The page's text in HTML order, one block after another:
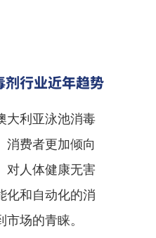
行业近年趋势
大利亚泳池消毒
消费者更加倾向
对人体健康无害
化和自动化的消
场的青睐。